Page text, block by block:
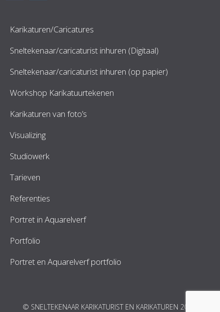
Karikaturen/Caricatures
Sneltekenaar/caricaturist inhuren (Digitaal)
Sneltekenaar/caricaturist inhuren (op papier)
Workshop Karikatuurtekenen
Karikaturen van foto’s
Visualizing
Studiowerk
Tarieven
Referenties
Portret in Aquarelverf
Portfolio
Portret en Aquarelverf portfolio
© SNELTEKENAAR KARIKATURIST EN KARIKATUREN 2026.